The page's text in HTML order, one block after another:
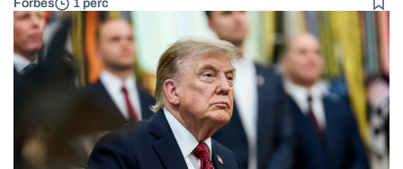
Forbes 1 perc